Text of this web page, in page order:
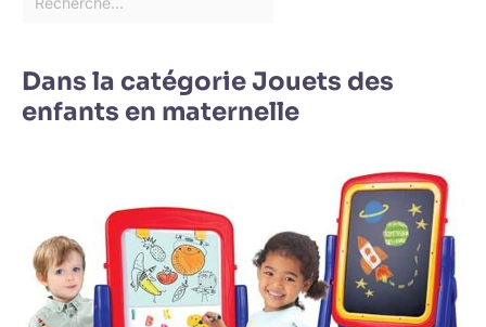
Dans la catégorie Jouets des
enfants en maternelle